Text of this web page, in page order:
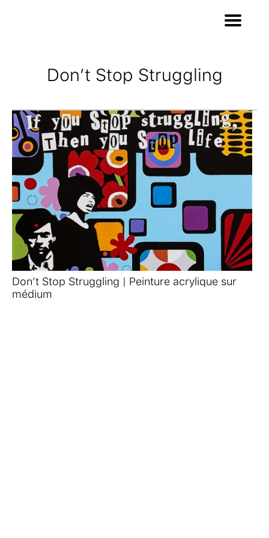
Don’t Stop Struggling
Don’t Stop Struggling | Peinture acrylique sur
médium